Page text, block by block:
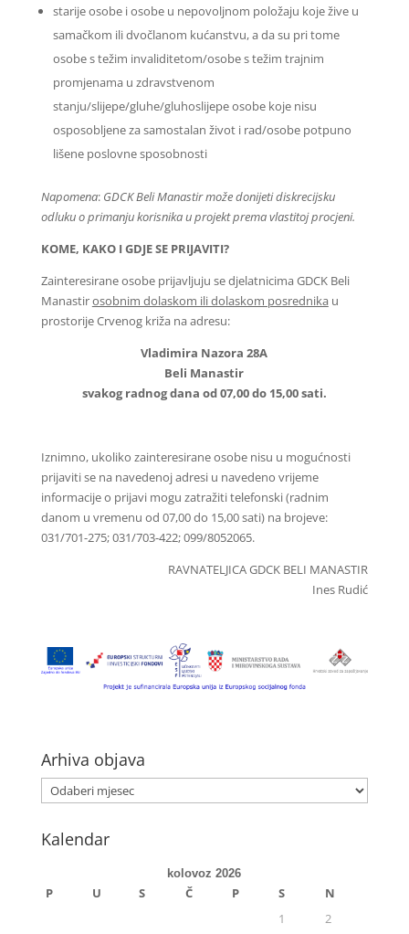
starije osobe i osobe u nepovoljnom položaju koje žive u
samačkom ili dvočlanom kućanstvu, a da su pri tome
osobe s težim invaliditetom/osobe s težim trajnim
promjenama u zdravstvenom
stanju/slijepe/gluhe/gluhoslijepe osobe koje nisu
osposobljene za samostalan život i rad/osobe potpuno
lišene poslovne sposobnosti
Napomena: GDCK Beli Manastir može donijeti diskrecijsku
odluku o primanju korisnika u projekt prema vlastitoj procjeni.
KOME, KAKO I GDJE SE PRIJAVITI?
Zainteresirane osobe prijavljuju se djelatnicima GDCK Beli
Manastirosobnim dolaskom ili dolaskom posrednikau
prostorije Crvenog križa na adresu:
Vladimira Nazora 28A
Beli Manastir
svakog radnog dana od 07,00 do 15,00 sati.
Iznimno, ukoliko zainteresirane osobe nisu u mogućnosti
prijaviti se na navedenoj adresi u navedeno vrijeme
informacije o prijavi mogu zatražiti telefonski (radnim
danom u vremenu od 07,00 do 15,00 sati) na brojeve:
031/701-275; 031/703-422; 099/8052065.
RAVNATELJICA GDCK BELI MANASTIR
Ines Rudić
Arhiva objava
Kalendar
kolovoz 2026
P U S Č P S
N
1
2